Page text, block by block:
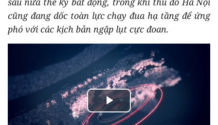
THẾ GIỚI
THỂ THAO
GIÁO DỤC
Y TẾ
KHOA HỌC - CÔNG NGHỆ
cũng đang dốc toàn lực chạy đua hạ tầng để ứng
phó với các kịch bản ngập lụt cực đoan.
Play